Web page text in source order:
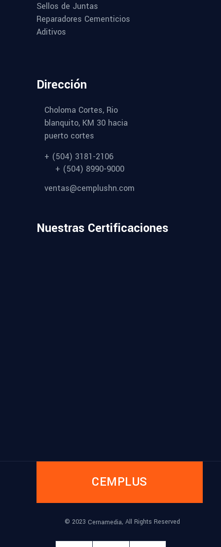
Sellos de Juntas
Reparadores Cementicios
Aditivos
Dirección
Choloma Cortes, Rio
blanquito, KM 30 hacia
puerto cortes
+ (504) 3181-2106
+ (504) 8990-9000
ventas@cemplushn.com
Nuestras Certificaciones
CEMPLUS
© 2023 Cernamedia, All Rights Reserved